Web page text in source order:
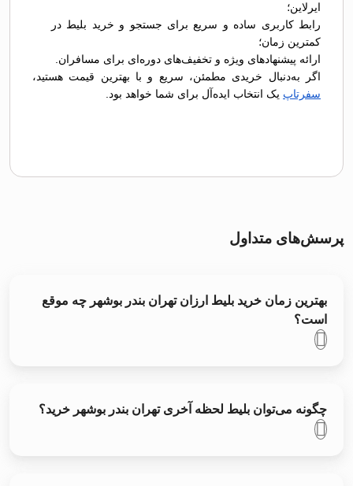
ایرلاین؛
رابط کاربری ساده و سریع برای جستجو و خرید بلیط در
کمترین زمان؛
ارائه پیشنهادهای ویژه و تخفیف‌های دوره‌ای برای مسافران.
اگر به‌دنبال خریدی مطمئن، سریع و با بهترین قیمت هستید،
سفرتاپ یک انتخاب ایده‌آل برای شما خواهد بود.
پرسش‌های متداول
بهترین زمان خرید بلیط ارزان تهران بندر بوشهر چه موقع
است؟
چگونه می‌توان بلیط لحظه آخری تهران بندر بوشهر خرید؟